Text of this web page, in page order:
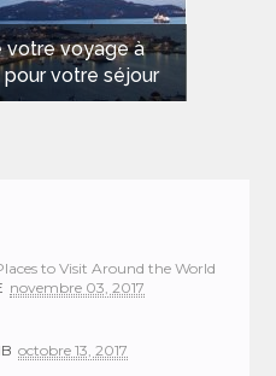
votre voyage à
pour votre séjour
de Sardaigne
de rêve
to Visit Around the World
novembre 03, 2017
octobre 13, 2017